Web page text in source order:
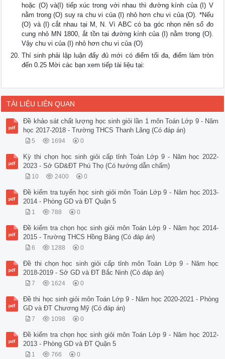
hoặc (O) và(I) tiếp xúc trong với nhau thì đường kính của (I) V
nằm trong (O) suy ra chu vi của (I) nhỏ hơn chu vi của (O). *Nếu
(O) và (I) cắt nhau tại M, N. Vì ABC có ba góc nhọn nên số đo
cung nhỏ MN 1800, ắt tồn tại đường kính của (I) nằm trong (O).
Vậy chu vi của (I) nhỏ hơn chu vi của (O)
Thí sinh phải lập luận đấy đủ mới có điểm tối đa, điểm làm tròn
đến 0.25 Mời các bạn xem tiếp tài liệu tại:
TÀI LIỆU LIÊN QUAN
Đề khảo sát chất lượng học sinh giỏi lần 1 môn Toán Lớp 9 - Năm
học 2017-2018 - Trường THCS Thanh Lãng (Có đáp án)
5 1694 0
Kỳ thi chọn học sinh giỏi cấp tỉnh Toán Lớp 9 - Năm học 2022-
2023 - Sở GD&ĐT Phú Thọ (Có hướng dẫn chấm)
10 2400 0
Đề kiểm tra tuyển học sinh giỏi môn Toán Lớp 9 - Năm học 2013-
2014 - Phòng GD và ĐT Quận 5
1 788 0
Đề kiểm tra chọn học sinh giỏi môn Toán Lớp 9 - Năm học 2014-
2015 - Trường THCS Hồng Bàng (Có đáp án)
6 1288 0
Đề thi chọn học sinh giỏi cấp tỉnh môn Toán Lớp 9 - Năm học
2018-2019 - Sở GD và ĐT Bắc Ninh (Có đáp án)
7 1624 0
Đề thi học sinh giỏi môn Toán Lớp 9 - Năm học 2020-2021 - Phòng
GD và ĐT Chương Mỹ (Có đáp án)
7 1098 0
Đề kiểm tra chọn học sinh giỏi môn Toán Lớp 9 - Năm học 2012-
2013 - Phòng GD và ĐT Quận 5
1 766 0